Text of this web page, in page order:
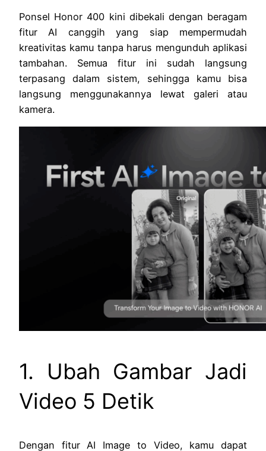
Ponsel Honor 400 kini dibekali dengan beragam
fitur AI canggih yang siap mempermudah
kreativitas kamu tanpa harus mengunduh aplikasi
tambahan. Semua fitur ini sudah langsung
terpasang dalam sistem, sehingga kamu bisa
langsung menggunakannya lewat galeri atau
kamera.
1. Ubah Gambar Jadi
Video 5 Detik
Dengan fitur AI Image to Video, kamu dapat